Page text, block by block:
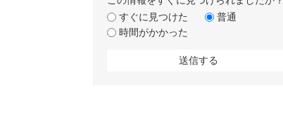
すぐに見つけた
普通
時間がかかった